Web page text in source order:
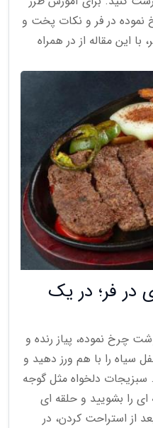
نموده در فر و نکات پخت و
این مقاله از در همراه
در فر؛ در یک
چرخ نموده، پیاز رنده و
سیاه را با هم ورز دهید و
دلخواه مثل گوجه
را بشویید و حلقه ای
از استراحت کردن، در